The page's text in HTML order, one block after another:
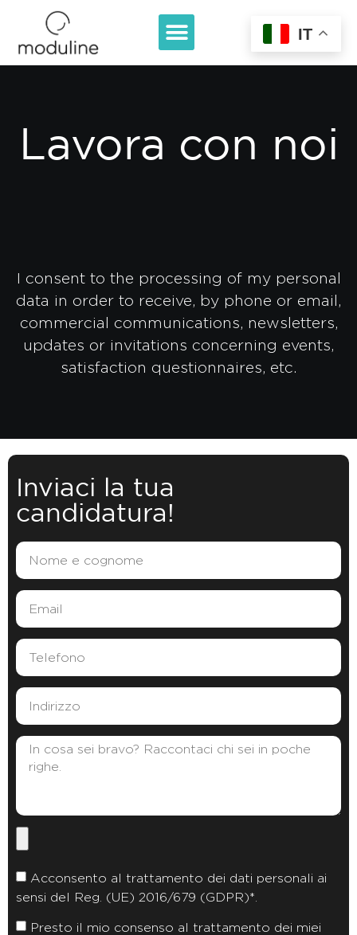
Lavora con noi
I consent to the processing of my personal
data in order to receive, by phone or email,
commercial communications, newsletters,
updates or invitations concerning events,
satisfaction questionnaires, etc.
Inviaci la tua
candidatura!
Acconsento al trattamento dei dati personali ai
sensi del Reg. (UE) 2016/679 (GDPR)*.
Presto il mio consenso al trattamento dei miei
IT